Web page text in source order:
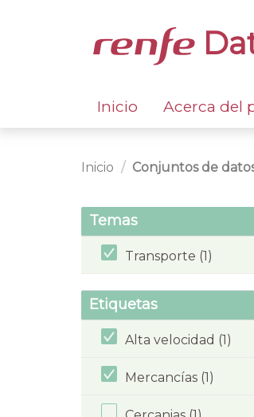
Inicio Acerca del
Inicio Conjuntos de
Temas
Transporte (1)
Etiquetas
Alta velocidad (1)
Mercancías (1)